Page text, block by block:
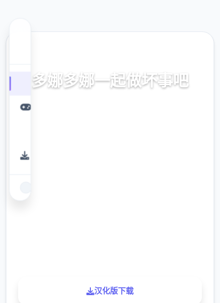
多娜多娜一起做坏事吧
官方中文，中文下载，中文入口，官网入口，
汉化版下载